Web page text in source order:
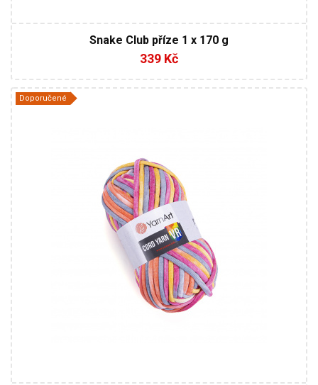
Snake Club příze 1 x 170 g
339 Kč
Doporučené
4